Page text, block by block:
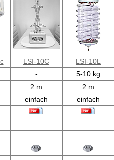
LSI-10C LSI-10L
- 5-10 kg
2 m 2 m
einfach einfach